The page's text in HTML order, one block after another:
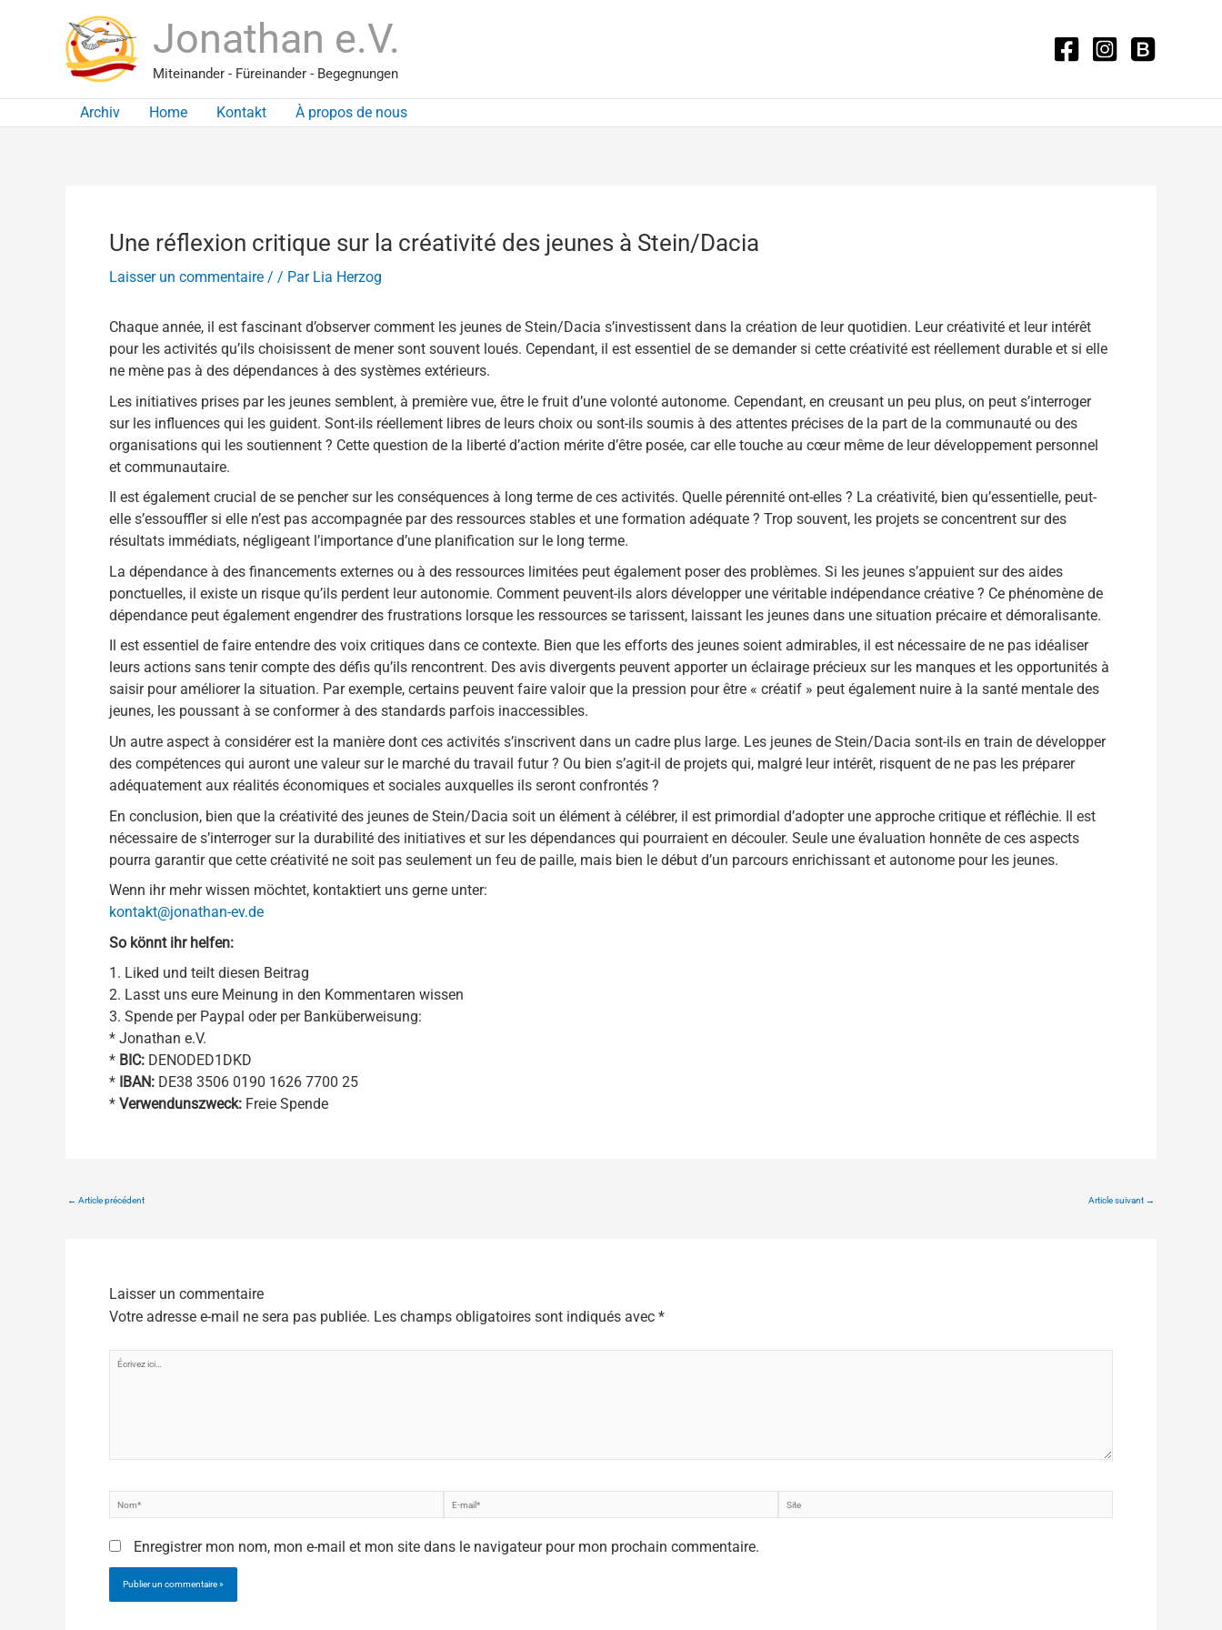
Jonathan e.V.
Miteinander - Füreinander - Begegnungen
Archiv Home Kontakt À propos de nous
Une réflexion critique sur la créativité des jeunes à Stein/Dacia
Laisser un commentaire / / Par Lia Herzog
Chaque année, il est fascinant d’observer comment les jeunes de Stein/Dacia s’investissent dans la création de leur quotidien. Leur créativité et leur intérêt
pour les activités qu’ils choisissent de mener sont souvent loués. Cependant, il est essentiel de se demander si cette créativité est réellement durable et si elle
ne mène pas à des dépendances à des systèmes extérieurs.
Les initiatives prises par les jeunes semblent, à première vue, être le fruit d’une volonté autonome. Cependant, en creusant un peu plus, on peut s’interroger
sur les influences qui les guident. Sont-ils réellement libres de leurs choix ou sont-ils soumis à des attentes précises de la part de la communauté ou des
organisations qui les soutiennent ? Cette question de la liberté d’action mérite d’être posée, car elle touche au cœur même de leur développement personnel
et communautaire.
Il est également crucial de se pencher sur les conséquences à long terme de ces activités. Quelle pérennité ont-elles ? La créativité, bien qu’essentielle, peut-
elle s’essouffler si elle n’est pas accompagnée par des ressources stables et une formation adéquate ? Trop souvent, les projets se concentrent sur des
résultats immédiats, négligeant l’importance d’une planification sur le long terme.
La dépendance à des financements externes ou à des ressources limitées peut également poser des problèmes. Si les jeunes s’appuient sur des aides
ponctuelles, il existe un risque qu’ils perdent leur autonomie. Comment peuvent-ils alors développer une véritable indépendance créative ? Ce phénomène de
dépendance peut également engendrer des frustrations lorsque les ressources se tarissent, laissant les jeunes dans une situation précaire et démoralisante.
Il est essentiel de faire entendre des voix critiques dans ce contexte. Bien que les efforts des jeunes soient admirables, il est nécessaire de ne pas idéaliser
leurs actions sans tenir compte des défis qu’ils rencontrent. Des avis divergents peuvent apporter un éclairage précieux sur les manques et les opportunités à
saisir pour améliorer la situation. Par exemple, certains peuvent faire valoir que la pression pour être « créatif » peut également nuire à la santé mentale des
jeunes, les poussant à se conformer à des standards parfois inaccessibles.
Un autre aspect à considérer est la manière dont ces activités s’inscrivent dans un cadre plus large. Les jeunes de Stein/Dacia sont-ils en train de développer
des compétences qui auront une valeur sur le marché du travail futur ? Ou bien s’agit-il de projets qui, malgré leur intérêt, risquent de ne pas les préparer
adéquatement aux réalités économiques et sociales auxquelles ils seront confrontés ?
En conclusion, bien que la créativité des jeunes de Stein/Dacia soit un élément à célébrer, il est primordial d’adopter une approche critique et réfléchie. Il est
nécessaire de s’interroger sur la durabilité des initiatives et sur les dépendances qui pourraient en découler. Seule une évaluation honnête de ces aspects
pourra garantir que cette créativité ne soit pas seulement un feu de paille, mais bien le début d’un parcours enrichissant et autonome pour les jeunes.
Wenn ihr mehr wissen möchtet, kontaktiert uns gerne unter:
kontakt@jonathan-ev.de
So könnt ihr helfen:
1. Liked und teilt diesen Beitrag
2. Lasst uns eure Meinung in den Kommentaren wissen
3. Spende per Paypal oder per Banküberweisung:
* Jonathan e.V.
* BIC: DENODED1DKD
* IBAN: DE38 3506 0190 1626 7700 25
* Verwendunszweck: Freie Spende
← Article précédent Article suivant →
Laisser un commentaire
Votre adresse e-mail ne sera pas publiée. Les champs obligatoires sont indiqués avec *
Écrivez
Nom*
E-
mail*
Site
Enregistrer mon nom, mon e-mail et mon site dans le navigateur pour mon prochain commentaire.